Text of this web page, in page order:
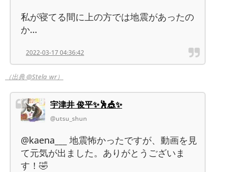
私が寝てる間に上の方では地震があったの
か…
2022-03-17 04:36:42
（出典 @Stela_wr）
宇津井 俊平✨🕺🎪✨
@utsu_shun
@kaena___ 地震怖かったですが、動画を見
て元気が出ました。ありがとうございま
す！🤣